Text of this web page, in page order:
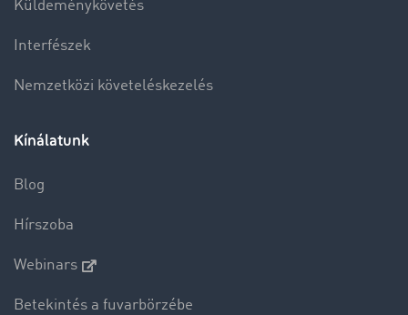
Küldeménykövetés
Interfészek
Nemzetközi követeléskezelés
Kínálatunk
Blog
Hírszoba
Webinars
Betekintés a fuvarbörzébe